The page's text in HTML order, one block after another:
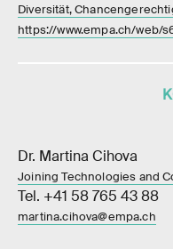
Diversität,
https://www.empa.ch/web/
Dr. Martina Cihova
Joining Technologies and
Tel. +41 58 765 43 88
martina.cihova@empa.ch